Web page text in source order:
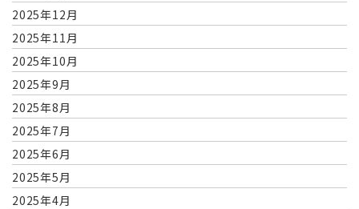
2025年12月
2025年11月
2025年10月
2025年9月
2025年8月
2025年7月
2025年6月
2025年5月
2025年4月